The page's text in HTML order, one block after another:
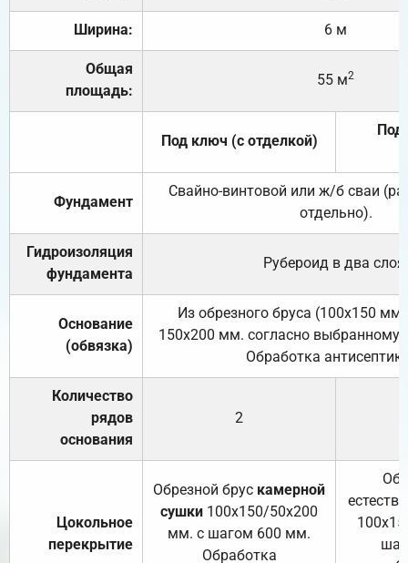
Ширина: 6 м
Общая
площадь:
55 м2
Под ключ (с отделкой)
Под
Фундамент
Свайно-винтовой или ж/б сваи
отдельно).
Гидроизоляция
фундамента
Рубероид в два слоя.
Основание
(обвязка)
Из обрезного бруса (100х150
150х200 мм. согласно выбранному
Обработка
Количество
рядов
основания
2
Цокольное
перекрытие
Обрезной брус камерной
сушки 100х150/50х200
мм. с шагом 600 мм.
Обработка